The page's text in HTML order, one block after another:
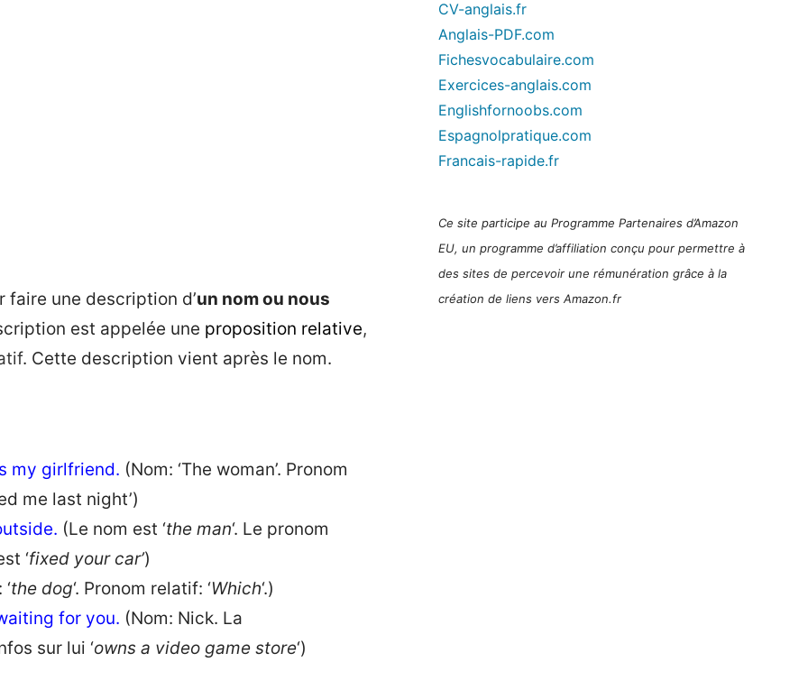
une description d’un nom ou nous
est appelée une proposition relative,
. Cette description vient après le nom.
my girlfriend. (Nom: ‘The woman’. Pronom
me last night’)
(Le nom est ‘the man‘. Le pronom
‘fixed your car’)
the dog‘. Pronom relatif: ‘Which‘.)
for you. (Nom: Nick. La
sur lui ‘owns a video game store‘)
CV-anglais.fr
Anglais-PDF.com
Fichesvocabulaire.com
Exercices-anglais.com
Englishfornoobs.com
Espagnolpratique.com
Francais-rapide.fr
Ce site participe au Programme Partenaires d’Amazon
EU, un programme d’affiliation conçu pour permettre à
des sites de percevoir une rémunération grâce à la
création de liens vers Amazon.fr